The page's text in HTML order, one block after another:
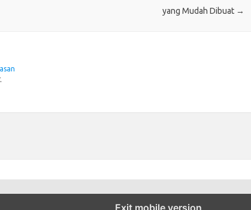
yang Mudah Dibuat →